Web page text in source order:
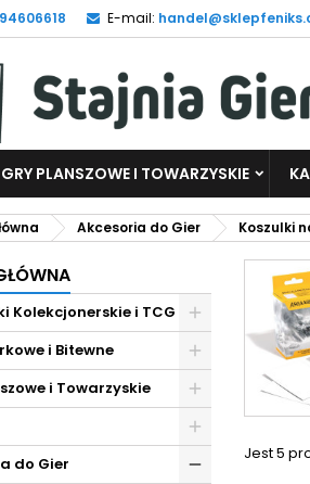
E-mail:
GRY PLANSZOWE I TOWARZYSKIE
Akcesoria do Gier Koszulki
Kolekcjonerskie i TCG
i Bitewne
i Towarzyskie
do Gier
Jest 5
add_circle_outline